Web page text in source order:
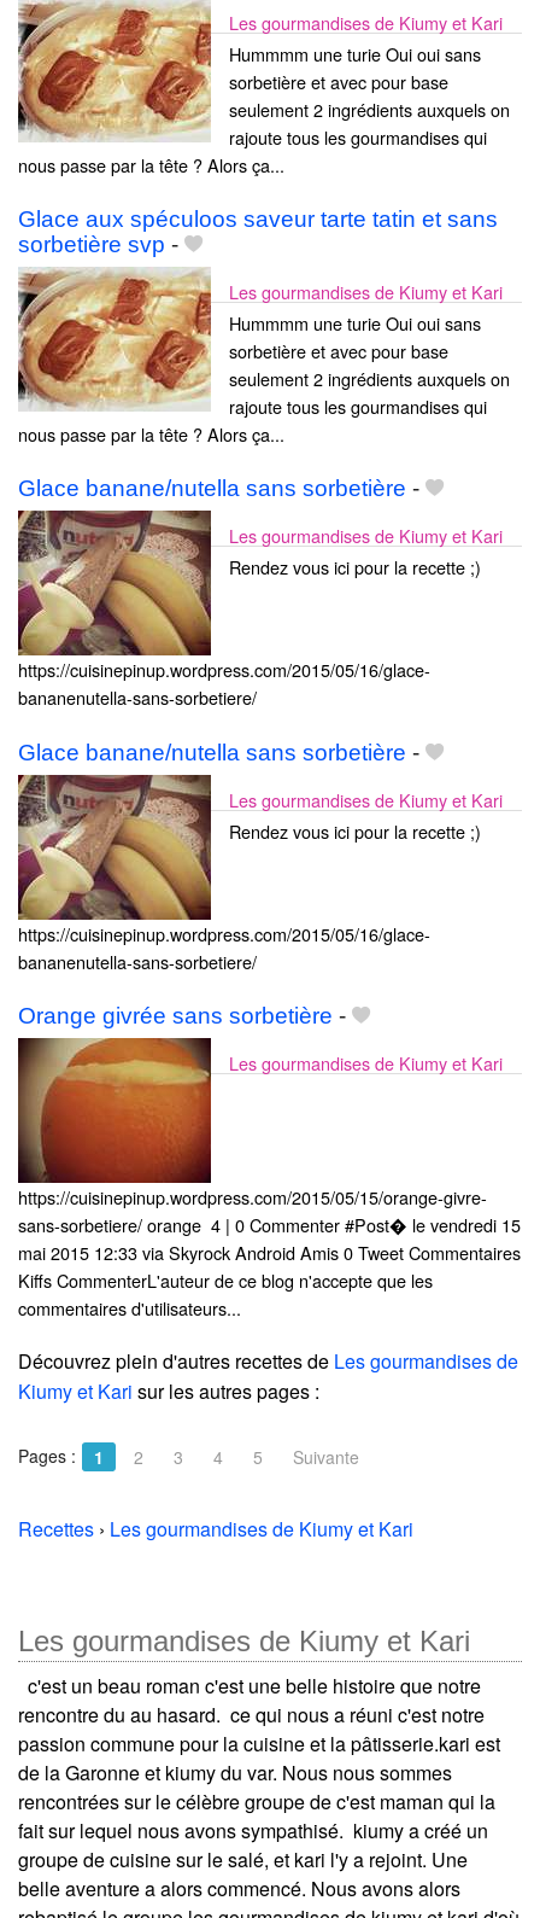
Les gourmandises de Kiumy et Kari
Hummmm une turie Oui oui sans
sorbetière et avec pour base
seulement 2 ingrédients auxquels on
rajoute tous les gourmandises qui
nous passe par la tête ? Alors ça...
Glace aux spéculoos saveur tarte tatin et sans
sorbetière svp -
Les gourmandises de Kiumy et Kari
Hummmm une turie Oui oui sans
sorbetière et avec pour base
seulement 2 ingrédients auxquels on
rajoute tous les gourmandises qui
nous passe par la tête ? Alors ça...
Glace banane/nutella sans sorbetière -
Les gourmandises de Kiumy et Kari
Rendez vous ici pour la recette ;)
https://cuisinepinup.wordpress.com/2015/05/16/glace-
bananenutella-sans-sorbetiere/
Glace banane/nutella sans sorbetière -
Les gourmandises de Kiumy et Kari
Rendez vous ici pour la recette ;)
https://cuisinepinup.wordpress.com/2015/05/16/glace-
bananenutella-sans-sorbetiere/
Orange givrée sans sorbetière -
Les gourmandises de Kiumy et Kari
https://cuisinepinup.wordpress.com/2015/05/15/orange-givre-
sans-sorbetiere/ orange ​ 4 | 0 Commenter #Post� le vendredi 15
mai 2015 12:33 via Skyrock Android Amis 0 Tweet Commentaires
Kiffs CommenterL'auteur de ce blog n'accepte que les
commentaires d'utilisateurs...
Découvrez plein d'autres recettes de Les gourmandises de
Kiumy et Kari sur les autres pages :
Pages : 1 2 3 4 5 Suivante
Recettes › Les gourmandises de Kiumy et Kari
Les gourmandises de Kiumy et Kari
c'est un beau roman c'est une belle histoire que notre
rencontre du au hasard. ce qui nous a réuni c'est notre
passion commune pour la cuisine et la pâtisserie.kari est
de la Garonne et kiumy du var. Nous nous sommes
rencontrées sur le célèbre groupe de c'est maman qui la
fait sur lequel nous avons sympathisé. kiumy a créé un
groupe de cuisine sur le salé, et kari l'y a rejoint. Une
belle aventure a alors commencé. Nous avons alors